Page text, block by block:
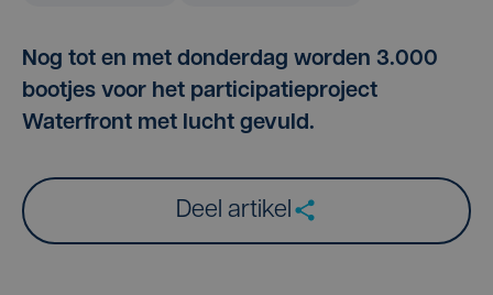
Nog tot en met donderdag worden 3.000
bootjes voor het participatieproject
Waterfront met lucht gevuld.
Deel artikel